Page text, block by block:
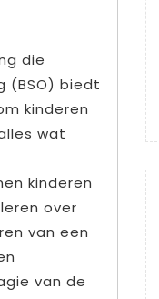
die
(BSO) biedt
kinderen
wat
kinderen
over
van een
van de